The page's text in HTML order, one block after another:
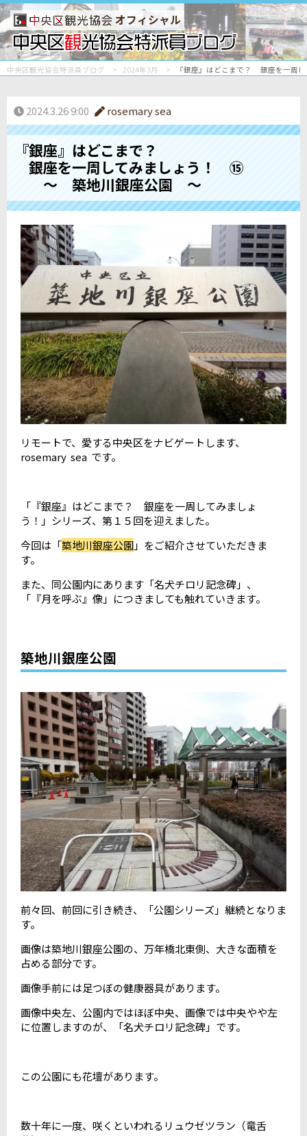
オフィシャル
中央区観光協会特派員ブログ 2024年3月 『銀座』はどこまで？ 銀座を
2024.3.26 9:00 rosemary sea
『銀座』はどこまで？
銀座を一周してみましょう！ ⑮
～ 築地川銀座公園 ～
リモートで、愛する中央区をナビゲートします、
rosemary sea です。
「『銀座』はどこまで？ 銀座を一周してみましょ
う！」シリーズ、第１５回を迎えました。
今回は「築地川銀座公園」をご紹介させていただきま
す。
また、同公園内にあります「名犬チロリ記念碑」、
「 『月を呼ぶ』像」につきましても触れていきます。
築地川銀座公園
前々回、前回に引き続き、「公園シリーズ」継続となりま
す。
画像は築地川銀座公園の、万年橋北東側、大きな面積を
占める部分です。
画像手前には足つぼの健康器具があります。
画像中央左、公園内ではほぼ中央、画像では中央やや左
に位置しますのが、「名犬チロリ記念碑」です。
この公園にも花壇があります。
数十年に一度、咲くといわれるリュウゼツラン（竜舌